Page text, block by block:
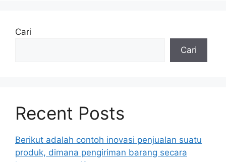
Cari
Cari
Recent Posts
Berikut adalah contoh inovasi penjualan suatu
produk, dimana pengiriman barang secara